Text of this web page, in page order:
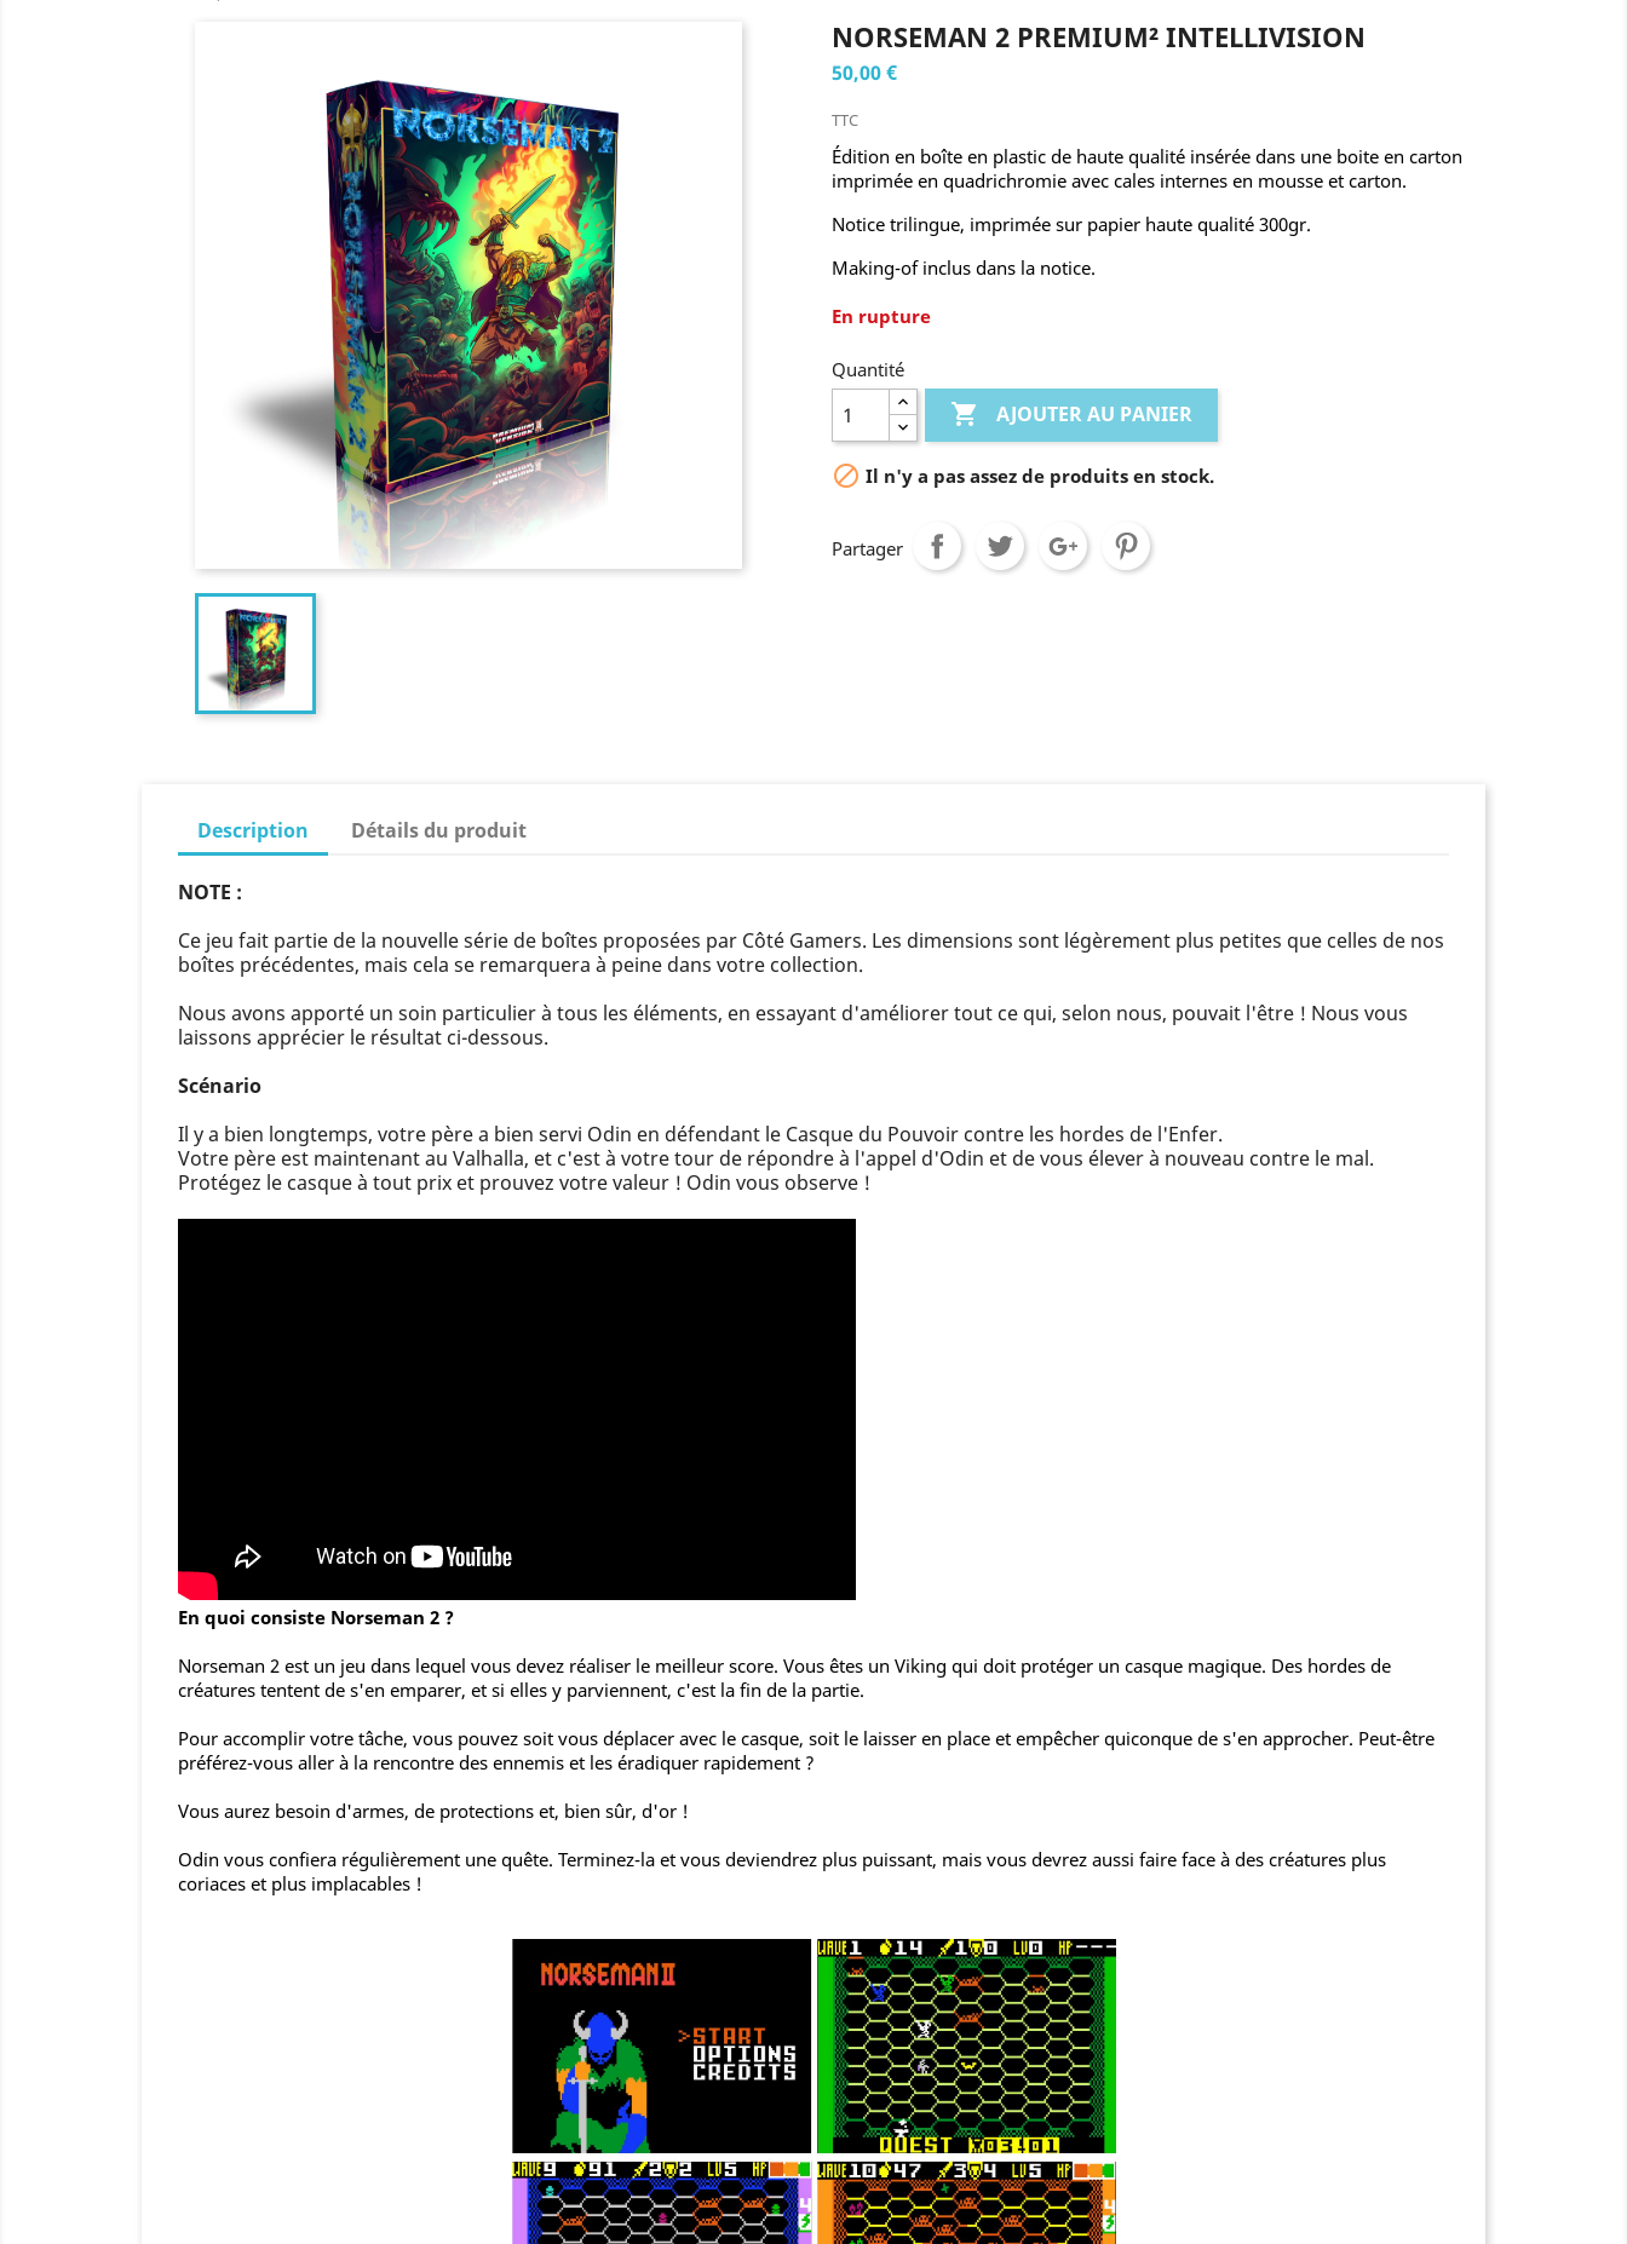
NORSEMAN 2 PREMIUM² INTELLIVISION
50,00 €
TTC
Édition en boîte en plastic de haute qualité insérée dans une boite en carton
imprimée en quadrichromie avec cales internes en mousse et carton.
Notice trilingue, imprimée sur papier haute qualité 300gr.
Making-of inclus dans la notice.
En rupture
Quantité
 AJOUTER AU PANIER
 Il n'y a pas assez de produits en stock.
Partager
Description Détails du produit
NOTE :
Ce jeu fait partie de la nouvelle série de boîtes proposées par Côté Gamers. Les dimensions sont légèrement plus petites que celles de nos
boîtes précédentes, mais cela se remarquera à peine dans votre collection.
Nous avons apporté un soin particulier à tous les éléments, en essayant d'améliorer tout ce qui, selon nous, pouvait l'être ! Nous vous
laissons apprécier le résultat ci-dessous.
Scénario
Il y a bien longtemps, votre père a bien servi Odin en défendant le Casque du Pouvoir contre les hordes de l'Enfer.
Votre père est maintenant au Valhalla, et c'est à votre tour de répondre à l'appel d'Odin et de vous élever à nouveau contre le mal.
Protégez le casque à tout prix et prouvez votre valeur ! Odin vous observe !
En quoi consiste Norseman 2 ?
Norseman 2 est un jeu dans lequel vous devez réaliser le meilleur score. Vous êtes un Viking qui doit protéger un casque magique. Des hordes de
créatures tentent de s'en emparer, et si elles y parviennent, c'est la fin de la partie.
Pour accomplir votre tâche, vous pouvez soit vous déplacer avec le casque, soit le laisser en place et empêcher quiconque de s'en approcher. Peut-être
préférez-vous aller à la rencontre des ennemis et les éradiquer rapidement ?
Vous aurez besoin d'armes, de protections et, bien sûr, d'or !
Odin vous confiera régulièrement une quête. Terminez-la et vous deviendrez plus puissant, mais vous devrez aussi faire face à des créatures plus
coriaces et plus implacables !